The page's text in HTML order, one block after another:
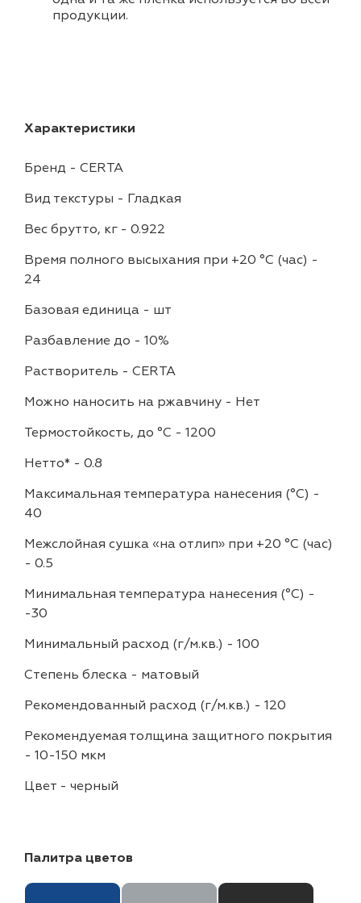
продукции.
Характеристики
Бренд - CERTA
Вид текстуры - Гладкая
Вес брутто, кг - 0.922
Время полного высыхания при +20 °С (час) -
24
Базовая единица - шт
Разбавление до - 10%
Растворитель - CERTA
Можно наносить на ржавчину - Нет
Термостойкость, до °C - 1200
Нетто* - 0.8
Максимальная температура нанесения (°С) -
40
Межслойная сушка «на отлип» при +20 °С (час)
- 0.5
Минимальная температура нанесения (°С) -
-30
Минимальный расход (г/м.кв.) - 100
Степень блеска - матовый
Рекомендованный расход (г/м.кв.) - 120
Рекомендуемая толщина защитного покрытия
- 10-150 мкм
Цвет - черный
Палитра цветов